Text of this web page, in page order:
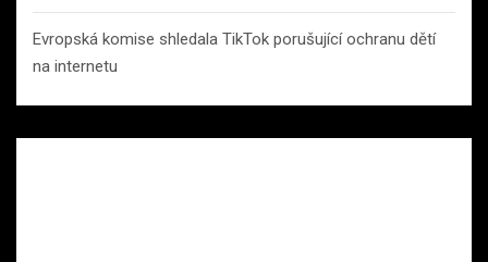
Evropská komise shledala TikTok porušující ochranu dětí
na internetu